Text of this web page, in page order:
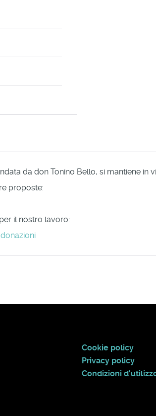
da don Tonino Bello, si mantiene in
proposte:
il nostro lavoro:
Cookie policy
Privacy policy
Condizioni